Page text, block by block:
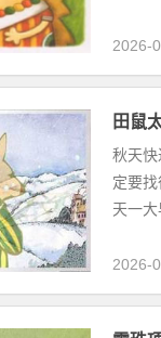
2026-
田鼠
秋天
定要
天一大
2026-